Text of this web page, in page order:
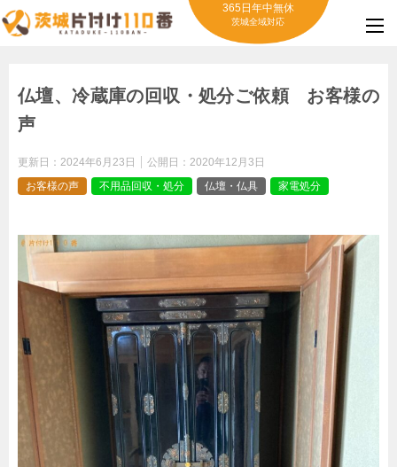
365日年中無休
茨城全域対応
仏壇、冷蔵庫の回収・処分ご依頼 お客様の
声
更新日： 2024年6月23日 公開日： 2020年12月3日
お客様の声
不用品回収・処分 仏壇・仏具 家電処分